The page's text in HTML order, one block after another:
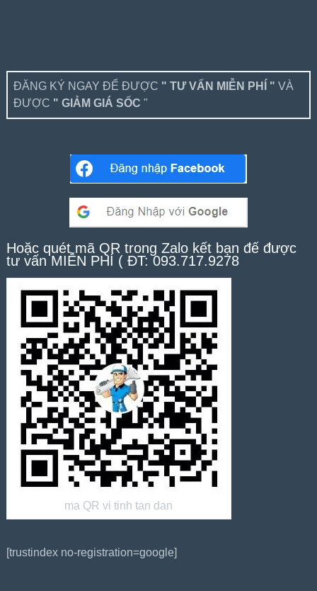
ĐĂNG KÝ NGAY ĐỂ ĐƯỢC " TƯ VẤN MIỄN PHÍ " VÀ
ĐƯỢC " GIẢM GIÁ SỐC "
Hoặc quét mã QR trong Zalo kết bạn để được
tư vấn MIỄN PHÍ ( ĐT: 093.717.9278
ma QR vi tinh tan dan
[trustindex no-registration=google]